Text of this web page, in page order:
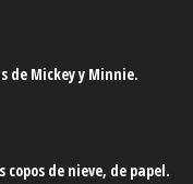
de Mickey y Minnie.
de nieve, de papel.